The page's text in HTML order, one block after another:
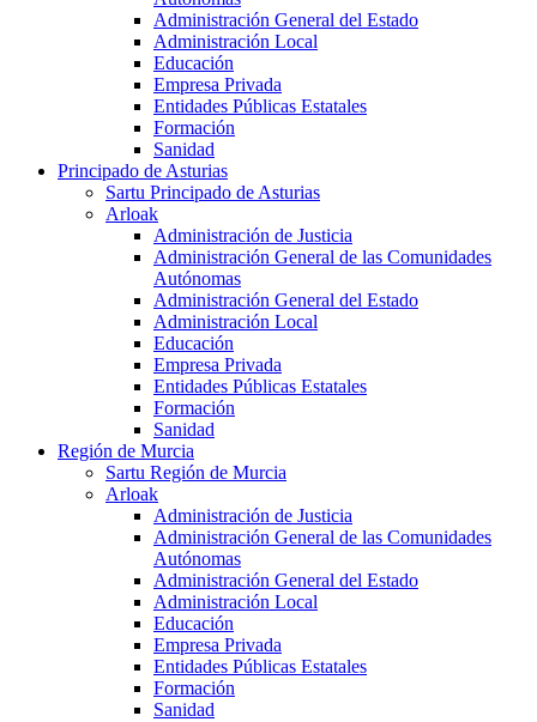
Administración General del Estado
Administración Local
Educación
Empresa Privada
Entidades Públicas Estatales
Formación
Sanidad
Principado de Asturias
Sartu Principado de Asturias
Arloak
Administración de Justicia
Administración General de las Comunidades
Autónomas
Administración General del Estado
Administración Local
Educación
Empresa Privada
Entidades Públicas Estatales
Formación
Sanidad
Región de Murcia
Sartu Región de Murcia
Arloak
Administración de Justicia
Administración General de las Comunidades
Autónomas
Administración General del Estado
Administración Local
Educación
Empresa Privada
Entidades Públicas Estatales
Formación
Sanidad